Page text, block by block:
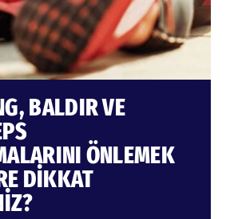
BALDIR VE
ÖNLEMEK
DİKKAT